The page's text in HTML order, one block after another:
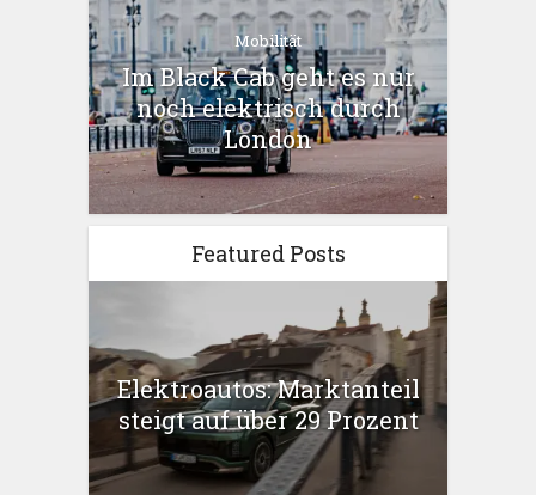
Mobilität
Im Black Cab geht es nur
noch elektrisch durch
London
Featured Posts
Elektroautos: Marktanteil
steigt auf über 29 Prozent